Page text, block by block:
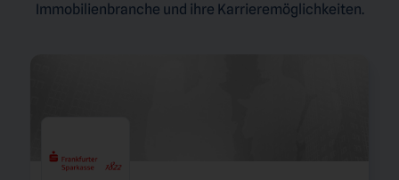
Immobilienbranche und ihre Karrieremöglichkeiten.